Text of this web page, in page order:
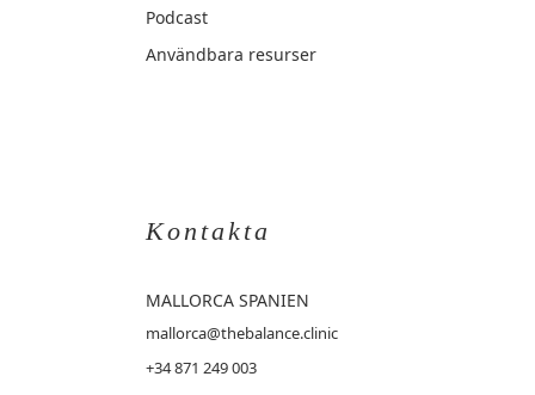
Podcast
Användbara resurser
Kontakta
MALLORCA SPANIEN
mallorca@thebalance.clinic
+34 871 249 003